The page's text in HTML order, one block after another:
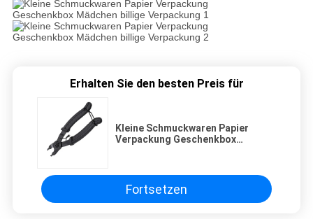
Erhalten Sie den besten Preis für
Kleine Schmuckwaren Papier
Verpackung Geschenkbox
Fortsetzen